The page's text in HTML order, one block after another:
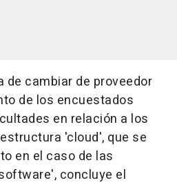
de cambiar de proveedor
de los encuestados
en relación a los
'cloud', que se
en el caso de las
concluye el